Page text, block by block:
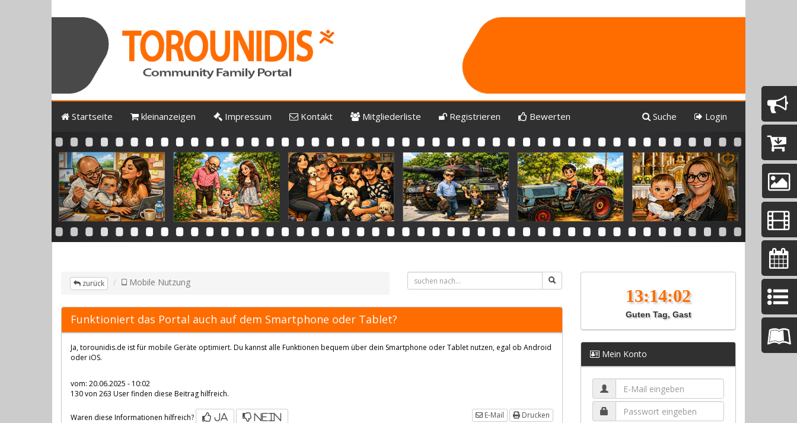
Startseite kleinanzeigen Impressum Kontakt Mitgliederliste Registrieren Bewerten Suche Login
Previous Next
zurück Mobile Nutzung
Funktioniert das Portal auch auf dem Smartphone oder Tablet?
Ja, torounidis.de ist für mobile Geräte optimiert. Du kannst alle Funktionen bequem über dein Smartphone oder Tablet nutzen, egal ob Android
oder iOS.
vom: 20.06.2025 - 10:02
130 von 263 User finden diese Beitrag hilfreich.
Waren diese Informationen hilfreich? ja nein E-Mail Drucken
Guten Tag, Gast
Mein Konto